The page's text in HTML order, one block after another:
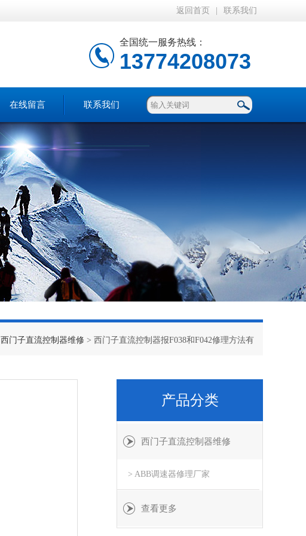
返回首页 联系我们
全国统一服务热线：
13774208073
在线留言 联系我们
西门子直流控制器维修 > 西门子直流控制器报F038和F042修理方法有
产品分类
西门子直流控制器维修
> ABB调速器修理厂家
查看更多